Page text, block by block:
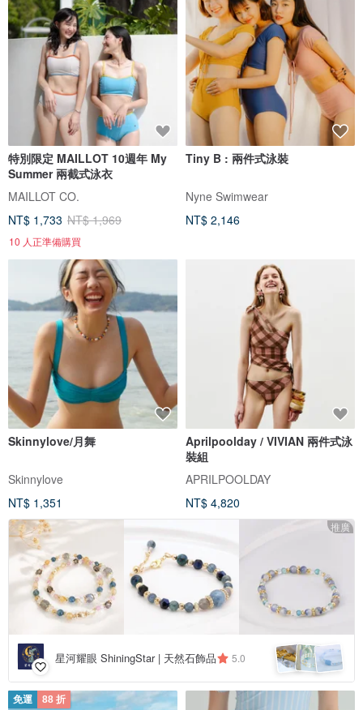
特別限定 MAILLOT 10週年 My
Summer 兩截式泳衣
MAILLOT CO.
NT$ 1,733 NT$ 1,969
10 人正準備購買
Tiny B : 兩件式泳裝
Nyne Swimwear
NT$ 2,146
Skinnylove/月舞
Skinnylove
NT$ 1,351
Aprilpoolday / VIVIAN 兩件式泳
裝組
APRILPOOLDAY
NT$ 4,820
推廣
星河耀眼 ShiningStar | 天然石飾品 5.0
免運 88 折